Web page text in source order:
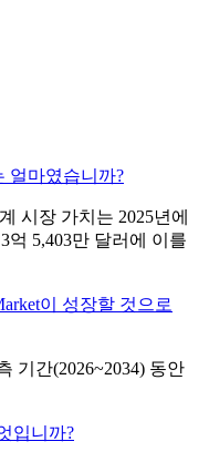
얼마였습니까?
시장 가치는 2025년에
억 5,403만 달러에 이를
이 성장할 것으로
기간(2026~2034) 동안
입니까?